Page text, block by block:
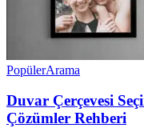
PopülerArama
Duvar Çerçevesi
Çözümler Rehberi